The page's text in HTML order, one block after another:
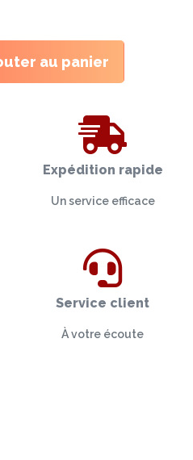
au panier
Expédition rapide
Un service efficace
Service client
À votre écoute